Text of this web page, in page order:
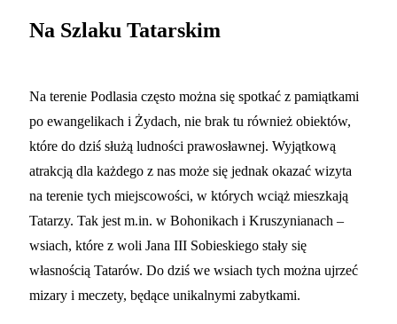
Na Szlaku Tatarskim
Na terenie Podlasia często można się spotkać z pamiątkami
po ewangelikach i Żydach, nie brak tu również obiektów,
które do dziś służą ludności prawosławnej. Wyjątkową
atrakcją dla każdego z nas może się jednak okazać wizyta
na terenie tych miejscowości, w których wciąż mieszkają
Tatarzy. Tak jest m.in. w Bohonikach i Kruszynianach –
wsiach, które z woli Jana III Sobieskiego stały się
własnością Tatarów. Do dziś we wsiach tych można ujrzeć
mizary i meczety, będące unikalnymi zabytkami.